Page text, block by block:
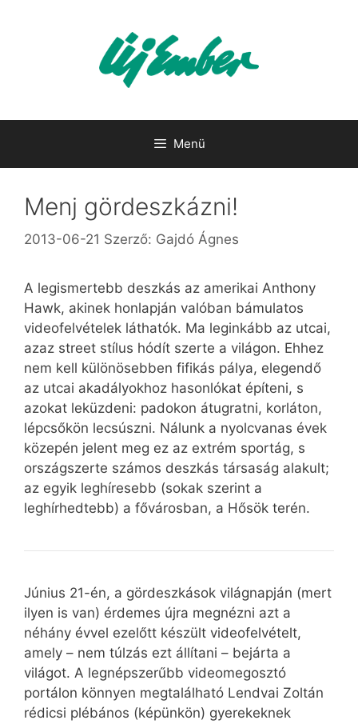
Menü
Menj gördeszkázni!
2013-06-21 Szerző: Gajdó Ágnes
A legismertebb deszkás az amerikai Anthony
Hawk, akinek honlapján valóban bámulatos
videofelvételek láthatók. Ma leginkább az utcai,
azaz street stílus hódít szerte a világon. Ehhez
nem kell különösebben fifikás pálya, elegendő
az utcai akadályokhoz hasonlókat építeni, s
azokat leküzdeni: padokon átugratni, korláton,
lépcsőkön lecsúszni. Nálunk a nyolcvanas évek
közepén jelent meg ez az extrém sportág, s
országszerte számos deszkás társaság alakult;
az egyik leghíresebb (sokak szerint a
leghírhedtebb) a fővárosban, a Hősök terén.
Június 21-én, a gördeszkások világnapján (mert
ilyen is van) érdemes újra megnézni azt a
néhány évvel ezelőtt készült videofelvételt,
amely – nem túlzás ezt állítani – bejárta a
világot. A legnépszerűbb videomegosztó
portálon könnyen megtalálható Lendvai Zoltán
rédicsi plébános (képünkön) gyerekeknek